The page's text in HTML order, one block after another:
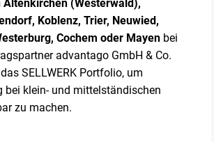
Altenkirchen (Westerwald),
Koblenz, Trier, Neuwied,
Cochem oder Mayen bei
advantago GmbH & Co.
SELLWERK Portfolio, um
bei klein- und mittelständischen
zu machen.